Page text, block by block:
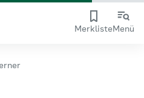
MerklisteMenü